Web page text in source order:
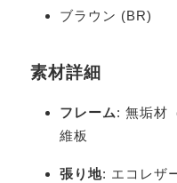
ブラウン (BR)
素材詳細
フレーム: 無垢材
維板
張り地: エコレザ